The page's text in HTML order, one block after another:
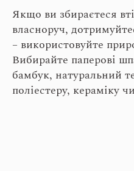
Якщо ви збираєтеся
власноруч,
– використовуйте
Вибирайте паперові
бамбук, натуральний
поліестеру, кераміку